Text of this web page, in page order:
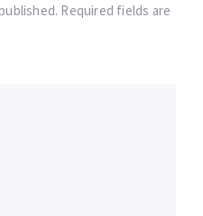
Required fields are